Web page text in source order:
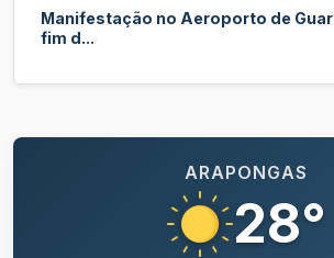
Manifestação no Aeroporto de
fim d...
ARAPONGAS
28°